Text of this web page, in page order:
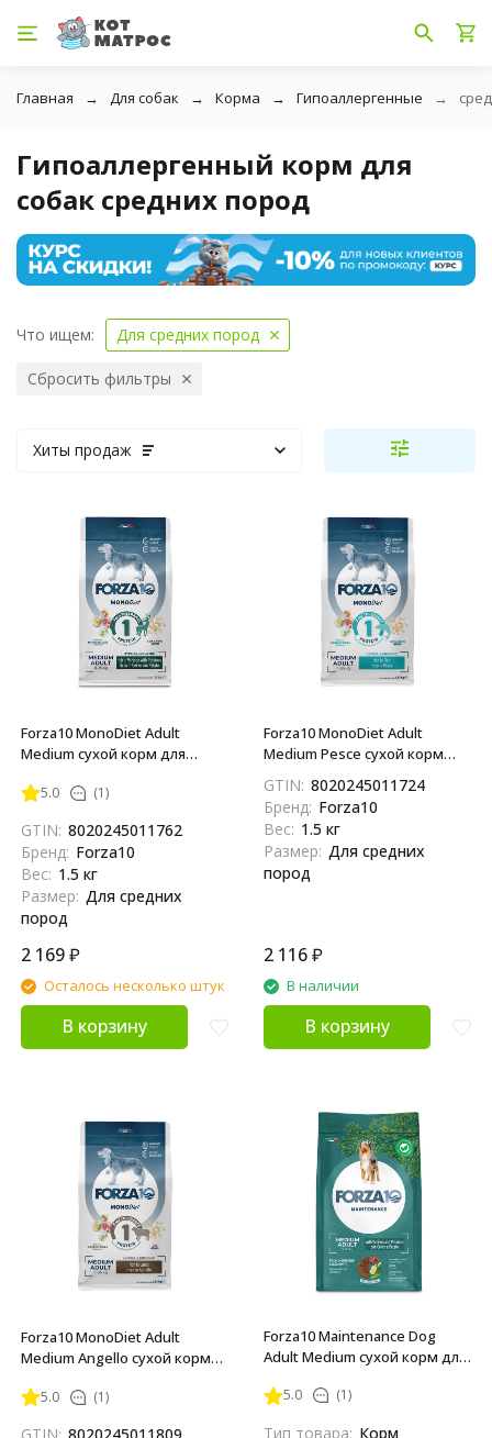
Главная Для собак Корма Гипоаллергенные
Гипоаллергенный корм для
собак средних пород
Что ищем: Для средних пород
Сбросить фильтры
Хиты продаж
Forza10 MonoDiet Adult
Medium сухой корм для
пород с олениной и
5.0 (1)
GTIN: 8020245011762
Бренд: Forza10
Вес: 1.5 кг
Размер: Для средних
пород
2 169₽
Осталось несколько штук
В корзину
Forza10 MonoDiet Adult
Medium Pesce сухой корм
пород с рыбой - 1,5 кг
GTIN: 8020245011724
Бренд: Forza10
Вес: 1.5 кг
Размер: Для средних
пород
2 116₽
В наличии
В корзину
Forza10 MonoDiet Adult
Medium Angello сухой корм
пород с ягненком - 1,5 кг
5.0 (1)
Forza10 Maintenance Dog
Adult Medium сухой корм для
пород с олениной и
5.0 (1)
Тип товара: Корм